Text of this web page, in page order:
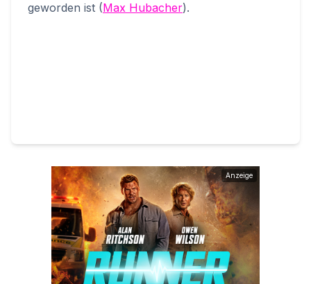
geworden ist (Max Hubacher).
Anzeige